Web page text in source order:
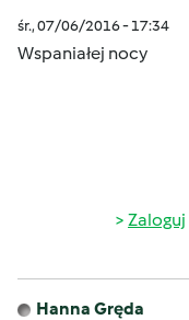
śr., 07/06/2016 - 17:34
Wspaniałej nocy
Zaloguj
Hanna Gręda